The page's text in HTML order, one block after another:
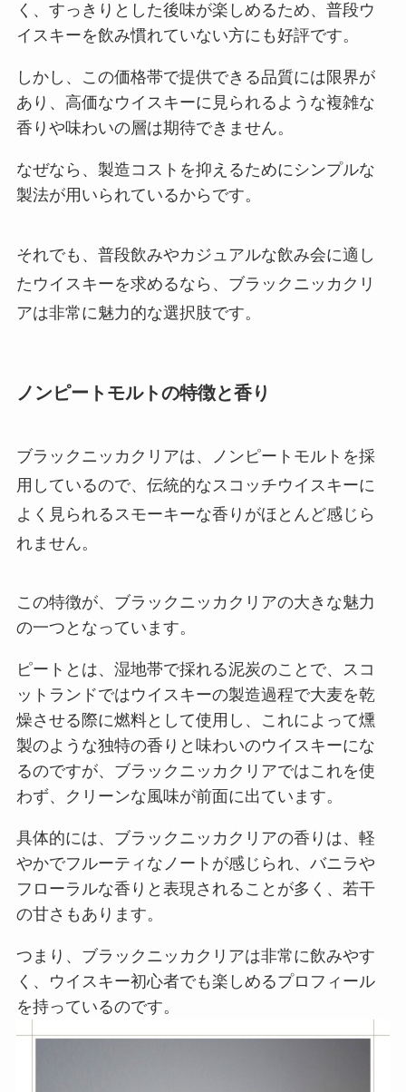
く、すっきりとした後味が楽しめるため、普段ウ
イスキーを飲み慣れていない方にも好評です。
しかし、この価格帯で提供できる品質には限界が
あり、高価なウイスキーに見られるような複雑な
香りや味わいの層は期待できません。
なぜなら、製造コストを抑えるためにシンプルな
製法が用いられているからです。
それでも、普段飲みやカジュアルな飲み会に適し
たウイスキーを求めるなら、ブラックニッカクリ
アは非常に魅力的な選択肢です。
ノンピートモルトの特徴と香り
ブラックニッカクリアは、ノンピートモルトを採
用しているので、伝統的なスコッチウイスキーに
よく見られるスモーキーな香りがほとんど感じら
れません。
この特徴が、ブラックニッカクリアの大きな魅力
の一つとなっています。
ピートとは、湿地帯で採れる泥炭のことで、スコ
ットランドではウイスキーの製造過程で大麦を乾
燥させる際に燃料として使用し、これによって燻
製のような独特の香りと味わいのウイスキーにな
るのですが、ブラックニッカクリアではこれを使
わず、クリーンな風味が前面に出ています。
具体的には、ブラックニッカクリアの香りは、軽
やかでフルーティなノートが感じられ、バニラや
フローラルな香りと表現されることが多く、若干
の甘さもあります。
つまり、ブラックニッカクリアは非常に飲みやす
く、ウイスキー初心者でも楽しめるプロフィール
を持っているのです。